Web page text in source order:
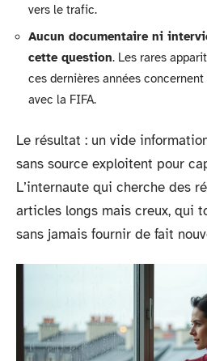
vers le trafic.
Aucun documentaire ni
cette question. Les rares
ces dernières années
avec la FIFA.
Le résultat : un vide
sans source exploitent pour
L’internaute qui cherche des
articles longs mais creux, qui
sans jamais fournir de fait